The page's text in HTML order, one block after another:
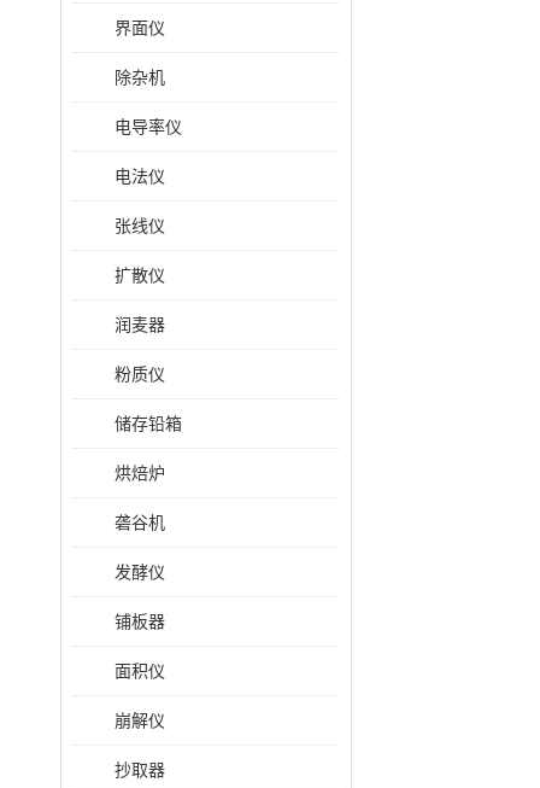
界面仪
除杂机
电导率仪
电法仪
张线仪
扩散仪
润麦器
粉质仪
储存铅箱
烘焙炉
砻谷机
发酵仪
铺板器
面积仪
崩解仪
抄取器